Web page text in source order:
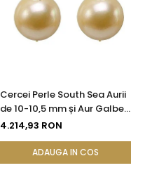
Cercei Perle South Sea Aurii
de 10-10,5 mm și Aur Galben
14K, Forma Rotundă |
4.214,93 RON
ADAUGA IN COS